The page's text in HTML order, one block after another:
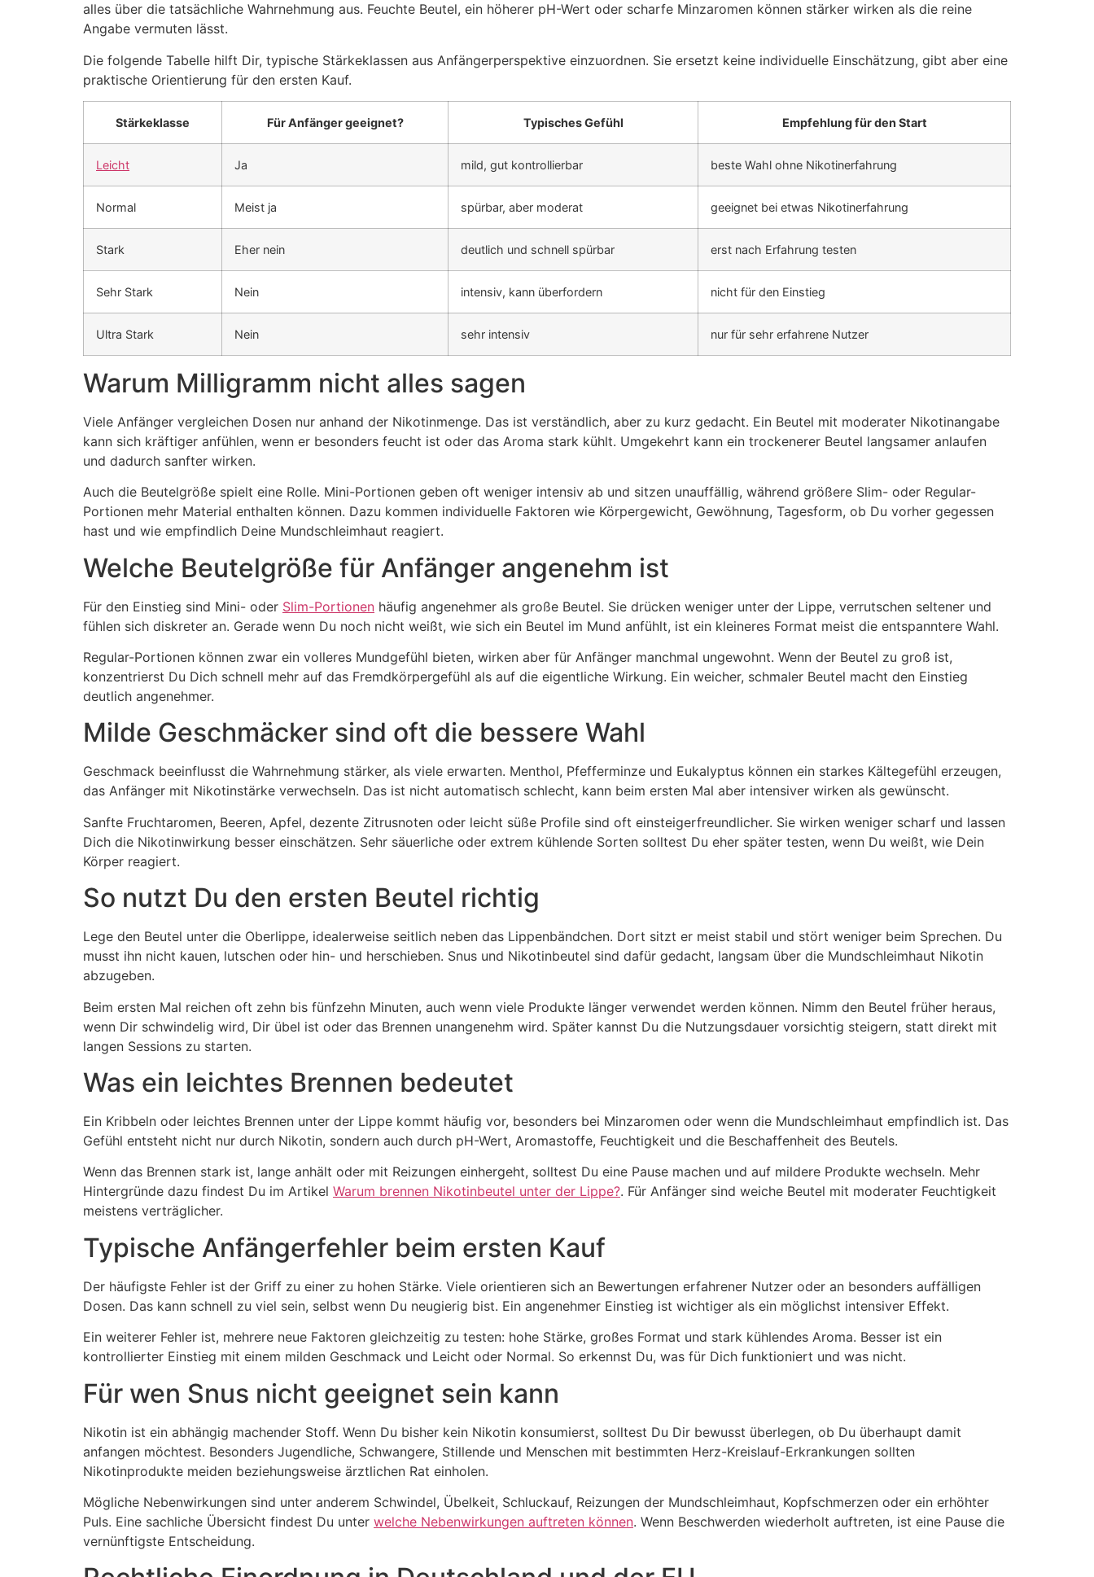
alles über die tatsächliche Wahrnehmung aus. Feuchte Beutel, ein höherer pH-Wert oder scharfe Minzaromen können stärker wirken als die reine
Angabe vermuten lässt.
Die folgende Tabelle hilft Dir, typische Stärkeklassen aus Anfängerperspektive einzuordnen. Sie ersetzt keine individuelle Einschätzung, gibt aber eine
praktische Orientierung für den ersten Kauf.
Stärkeklasse Für Anfänger geeignet? Typisches Gefühl Empfehlung für den Start
Leicht Ja mild, gut kontrollierbar beste Wahl ohne Nikotinerfahrung
Normal Meist ja spürbar, aber moderat geeignet bei etwas Nikotinerfahrung
Stark Eher nein deutlich und schnell spürbar erst nach Erfahrung testen
Sehr Stark Nein intensiv, kann überfordern nicht für den Einstieg
Ultra Stark Nein sehr intensiv nur für sehr erfahrene Nutzer
Warum Milligramm nicht alles sagen
Viele Anfänger vergleichen Dosen nur anhand der Nikotinmenge. Das ist verständlich, aber zu kurz gedacht. Ein Beutel mit moderater Nikotinangabe
kann sich kräftiger anfühlen, wenn er besonders feucht ist oder das Aroma stark kühlt. Umgekehrt kann ein trockenerer Beutel langsamer anlaufen
und dadurch sanfter wirken.
Auch die Beutelgröße spielt eine Rolle. Mini-Portionen geben oft weniger intensiv ab und sitzen unauffällig, während größere Slim- oder Regular-
Portionen mehr Material enthalten können. Dazu kommen individuelle Faktoren wie Körpergewicht, Gewöhnung, Tagesform, ob Du vorher gegessen
hast und wie empfindlich Deine Mundschleimhaut reagiert.
Welche Beutelgröße für Anfänger angenehm ist
Für den Einstieg sind Mini- oder Slim-Portionen häufig angenehmer als große Beutel. Sie drücken weniger unter der Lippe, verrutschen seltener und
fühlen sich diskreter an. Gerade wenn Du noch nicht weißt, wie sich ein Beutel im Mund anfühlt, ist ein kleineres Format meist die entspanntere Wahl.
Regular-Portionen können zwar ein volleres Mundgefühl bieten, wirken aber für Anfänger manchmal ungewohnt. Wenn der Beutel zu groß ist,
konzentrierst Du Dich schnell mehr auf das Fremdkörpergefühl als auf die eigentliche Wirkung. Ein weicher, schmaler Beutel macht den Einstieg
deutlich angenehmer.
Milde Geschmäcker sind oft die bessere Wahl
Geschmack beeinflusst die Wahrnehmung stärker, als viele erwarten. Menthol, Pfefferminze und Eukalyptus können ein starkes Kältegefühl erzeugen,
das Anfänger mit Nikotinstärke verwechseln. Das ist nicht automatisch schlecht, kann beim ersten Mal aber intensiver wirken als gewünscht.
Sanfte Fruchtaromen, Beeren, Apfel, dezente Zitrusnoten oder leicht süße Profile sind oft einsteigerfreundlicher. Sie wirken weniger scharf und lassen
Dich die Nikotinwirkung besser einschätzen. Sehr säuerliche oder extrem kühlende Sorten solltest Du eher später testen, wenn Du weißt, wie Dein
Körper reagiert.
So nutzt Du den ersten Beutel richtig
Lege den Beutel unter die Oberlippe, idealerweise seitlich neben das Lippenbändchen. Dort sitzt er meist stabil und stört weniger beim Sprechen. Du
musst ihn nicht kauen, lutschen oder hin- und herschieben. Snus und Nikotinbeutel sind dafür gedacht, langsam über die Mundschleimhaut Nikotin
abzugeben.
Beim ersten Mal reichen oft zehn bis fünfzehn Minuten, auch wenn viele Produkte länger verwendet werden können. Nimm den Beutel früher heraus,
wenn Dir schwindelig wird, Dir übel ist oder das Brennen unangenehm wird. Später kannst Du die Nutzungsdauer vorsichtig steigern, statt direkt mit
langen Sessions zu starten.
Was ein leichtes Brennen bedeutet
Ein Kribbeln oder leichtes Brennen unter der Lippe kommt häufig vor, besonders bei Minzaromen oder wenn die Mundschleimhaut empfindlich ist. Das
Gefühl entsteht nicht nur durch Nikotin, sondern auch durch pH-Wert, Aromastoffe, Feuchtigkeit und die Beschaffenheit des Beutels.
Wenn das Brennen stark ist, lange anhält oder mit Reizungen einhergeht, solltest Du eine Pause machen und auf mildere Produkte wechseln. Mehr
Hintergründe dazu findest Du im Artikel Warum brennen Nikotinbeutel unter der Lippe?. Für Anfänger sind weiche Beutel mit moderater Feuchtigkeit
meistens verträglicher.
Typische Anfängerfehler beim ersten Kauf
Der häufigste Fehler ist der Griff zu einer zu hohen Stärke. Viele orientieren sich an Bewertungen erfahrener Nutzer oder an besonders auffälligen
Dosen. Das kann schnell zu viel sein, selbst wenn Du neugierig bist. Ein angenehmer Einstieg ist wichtiger als ein möglichst intensiver Effekt.
Ein weiterer Fehler ist, mehrere neue Faktoren gleichzeitig zu testen: hohe Stärke, großes Format und stark kühlendes Aroma. Besser ist ein
kontrollierter Einstieg mit einem milden Geschmack und Leicht oder Normal. So erkennst Du, was für Dich funktioniert und was nicht.
Für wen Snus nicht geeignet sein kann
Nikotin ist ein abhängig machender Stoff. Wenn Du bisher kein Nikotin konsumierst, solltest Du Dir bewusst überlegen, ob Du überhaupt damit
anfangen möchtest. Besonders Jugendliche, Schwangere, Stillende und Menschen mit bestimmten Herz-Kreislauf-Erkrankungen sollten
Nikotinprodukte meiden beziehungsweise ärztlichen Rat einholen.
Mögliche Nebenwirkungen sind unter anderem Schwindel, Übelkeit, Schluckauf, Reizungen der Mundschleimhaut, Kopfschmerzen oder ein erhöhter
Puls. Eine sachliche Übersicht findest Du unter welche Nebenwirkungen auftreten können. Wenn Beschwerden wiederholt auftreten, ist eine Pause die
vernünftigste Entscheidung.